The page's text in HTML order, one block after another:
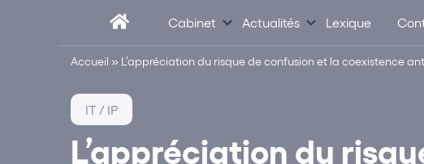
Cabinet Actualités Lexique
Accueil » L’appréciation du risque de confusion et la coexistence
L’appréciation du
IT / IP